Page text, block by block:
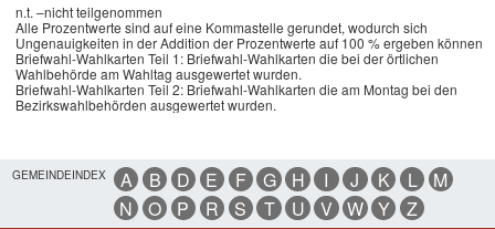
n.t. –nicht teilgenommen
Alle Prozentwerte sind auf eine Kommastelle gerundet, wodurch sich
Ungenauigkeiten in der Addition der Prozentwerte auf 100 % ergeben können.
Briefwahl-Wahlkarten Teil 1: Briefwahl-Wahlkarten die bei der örtlichen
Wahlbehörde am Wahltag ausgewertet wurden.
Briefwahl-Wahlkarten Teil 2: Briefwahl-Wahlkarten die am Montag bei den
Bezirkswahlbehörden ausgewertet wurden.
GEMEINDEINDEX A B D E F G H I J K L
M
N
O P R S T U V W Y Z